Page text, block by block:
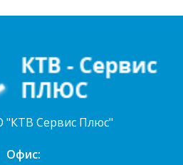
"КТВ Сервис Плюс"
Офис: